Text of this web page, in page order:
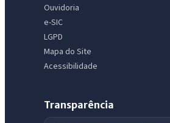
Ouvidoria
e-SIC
LGPD
Mapa do Site
Acessibilidade
Transparência